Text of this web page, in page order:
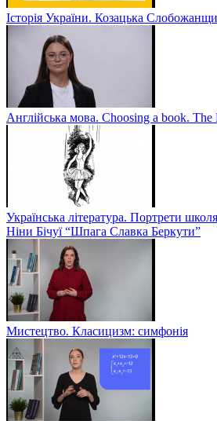
Історія України. Козацька
Англійська мова. Choosing a book. The
Українська література. Портрети
Ніни Бічуї “Шпага Славка Беркути”
Мистецтво. Класицизм: симфонія